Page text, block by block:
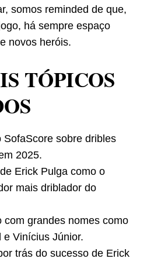
somos reminded de que,
há sempre espaço
novos heróis.
TÓPICOS
SofaScore sobre dribles
2025.
Erick Pulga como o
mais driblador do
com grandes nomes como
e Vinícius Júnior.
trás do sucesso de Erick